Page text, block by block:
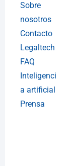
Sobre
nosotros
Contacto
Legaltech
FAQ
Inteligenci
a artificial
Prensa